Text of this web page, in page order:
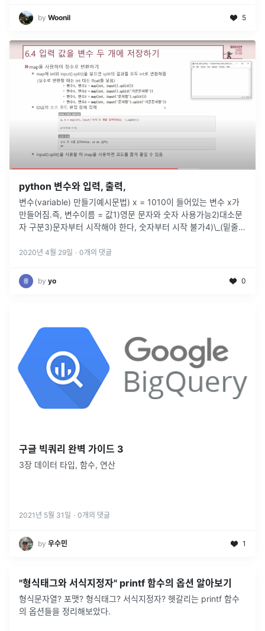
by Woonil 5
python 변수와 입력, 출력,
변수(variable) 만들기예시문법) x = 1010이 들어있는 변수 x가
만들어짐.즉, 변수이름 = 값1)영문 문자와 숫자 사용가능2)대소문
자 구분3)문자부터 시작해야 한다, 숫자부터 시작 불가4)\_(밑줄)
2020년 4월 29일 · 0개의 댓글
by yo 0
구글 빅쿼리 완벽 가이드 3
3장 데이터 타입, 함수, 연산
2021년 5월 31일 · 0개의 댓글
by 우수민 1
"형식태그와 서식지정자" printf 함수의 옵션 알아보기
형식문자열? 포맷? 형식태그? 서식지정자? 헷갈리는 printf 함수
의 옵션들을 정리해보았다.